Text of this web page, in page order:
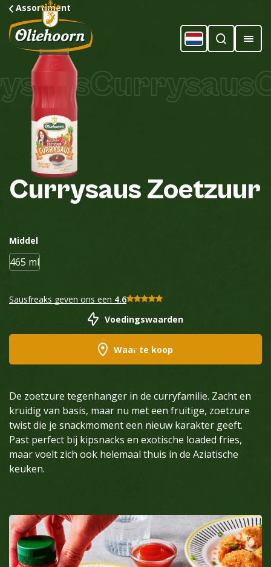
Assortiment
Currysaus
Currysaus Zoetzuur
Middel
465 ml
Sausfreaks geven ons een 4.6
Voedingswaarden
Waar te koop
De zoetzure tegenhanger in de curryfamilie. Zacht en
kruidig van basis, maar nu met een fruitige, zoetzure
twist die je snackmoment een nieuw karakter geeft.
Past perfect bij kipsnacks en exotische loaded fries,
maar voelt zich ook helemaal thuis in de Aziatische
keuken.